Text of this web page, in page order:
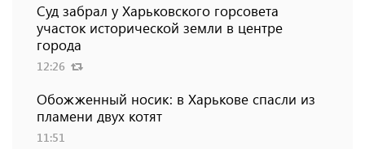
Суд забрал у Харьковского горсовета
участок исторической земли в центре
города
12:26
Обожженный носик: в Харькове спасли из
пламени двух котят
11:51